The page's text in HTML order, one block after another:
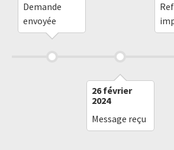
Demande
envoyée
26 février
2024
Message reçu